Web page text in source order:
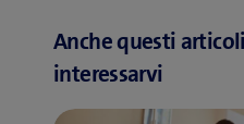
Anche questi
interessarvi